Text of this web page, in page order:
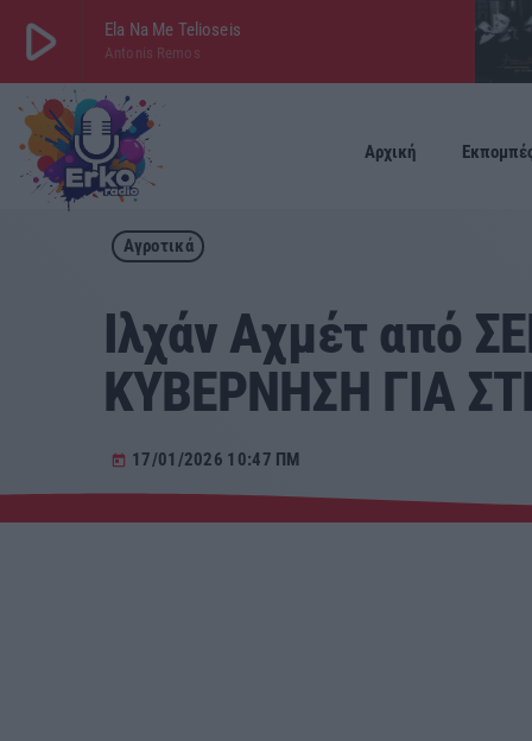
play_arrow Ela Na Me Telioseis
Antonis Remos
play_arrow ΕΡΚΟ
LIVE
Αρχική
Αγροτικά
Ιλχάν Αχμέτ από
ΚΥΒΕΡΝΗΣΗ ΓΙΑ
today 17/01/2026 10:47 ΠΜ